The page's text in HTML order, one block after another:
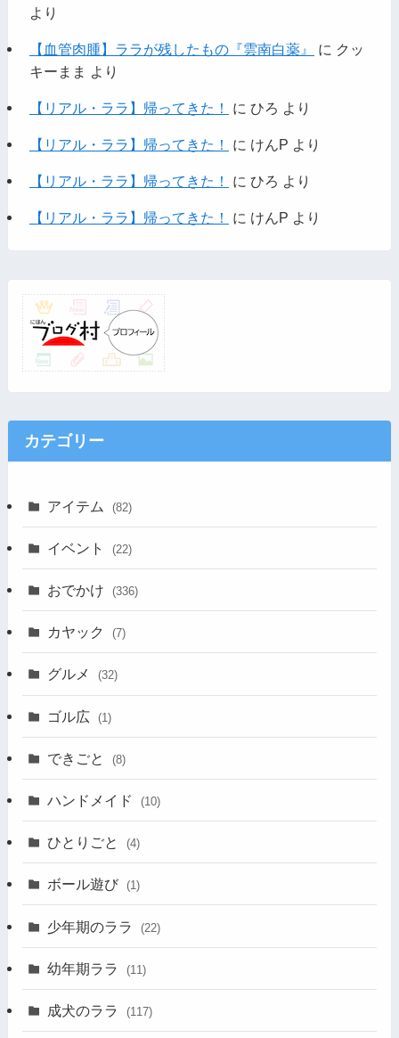
より
【血管肉腫】ララが残したもの『雲南白薬』 に クッ
キーまま より
【リアル・ララ】帰ってきた！ に ひろ より
【リアル・ララ】帰ってきた！ に けんP より
【リアル・ララ】帰ってきた！ に ひろ より
【リアル・ララ】帰ってきた！ に けんP より
カテゴリー
アイテム (82)
イベント (22)
おでかけ (336)
カヤック (7)
グルメ (32)
ゴル広 (1)
できごと (8)
ハンドメイド (10)
ひとりごと (4)
ボール遊び (1)
少年期のララ (22)
幼年期ララ (11)
成犬のララ (117)